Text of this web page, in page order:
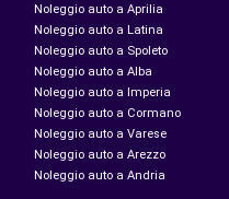
Noleggio auto a Aprilia
Noleggio auto a Latina
Noleggio auto a Spoleto
Noleggio auto a Alba
Noleggio auto a Imperia
Noleggio auto a Cormano
Noleggio auto a Varese
Noleggio auto a Arezzo
Noleggio auto a Andria